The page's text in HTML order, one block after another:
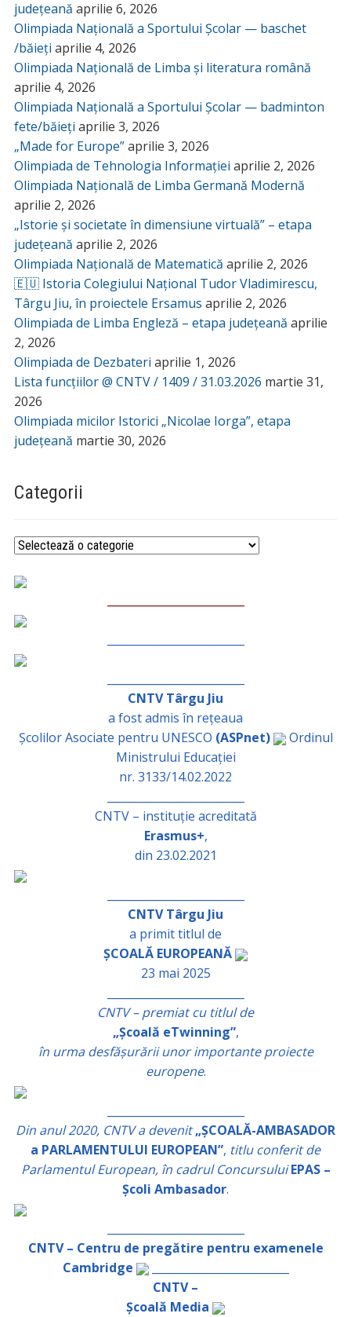
județeană aprilie 6, 2026
Olimpiada Națională a Sportului Școlar — baschet
/băieți aprilie 4, 2026
Olimpiada Națională de Limba și literatura română
aprilie 4, 2026
Olimpiada Națională a Sportului Școlar — badminton
fete/băieți aprilie 3, 2026
„Made for Europe”aprilie 3, 2026
Olimpiada de Tehnologia Informației aprilie 2, 2026
Olimpiada Națională de Limba Germană Modernă
aprilie 2, 2026
„Istorie și societate în dimensiune virtuală” – etapa
județeană aprilie 2, 2026
Olimpiada Națională de Matematică aprilie 2, 2026
🇪🇺 Istoria Colegiului Național Tudor Vladimirescu,
Târgu Jiu, în proiectele Ersamus aprilie 2, 2026
Olimpiada de Limba Engleză – etapa județeană aprilie
2, 2026
Olimpiada de Dezbateri aprilie 1, 2026
Lista funcțiilor @ CNTV / 1409 / 31.03.2026 martie 31,
2026
Olimpiada micilor Istorici „Nicolae Iorga”, etapa
județeană martie 30, 2026
Categorii
Categorii
CNTV Târgu Jiu
a fost admis în rețeaua
Școlilor Asociate pentru UNESCO (ASPnet)
Ordinul
Ministrului Educației
nr. 3133/14.02.2022
CNTV – instituție acreditată
Erasmus+,
din 23.02.2021
CNTV Târgu Jiu
a primit titlul de
ȘCOALĂ EUROPEANĂ
23 mai 2025
CNTV – premiat cu titlul de
„Școală eTwinning”,
în urma desfășurării unor importante proiecte
europene.
Din anul 2020, CNTV a devenit „ȘCOALĂ-AMBASADOR
a PARLAMENTULUI EUROPEAN”, titlu conferit de
Parlamentul European, în cadrul Concursului EPAS –
Școli Ambasador.
CNTV – Centru de pregătire pentru examenele
Cambridge
_________________________
CNTV –
Școală Media